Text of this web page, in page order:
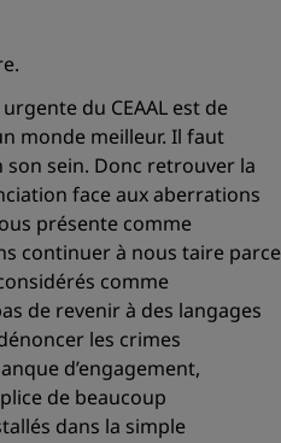
du CEAAL est de
monde meilleur. Il faut
sein. Donc retrouver la
face aux aberrations
présente comme
continuer à nous taire parce
comme
de revenir à des langages
les crimes
d’engagement,
de beaucoup
dans la simple